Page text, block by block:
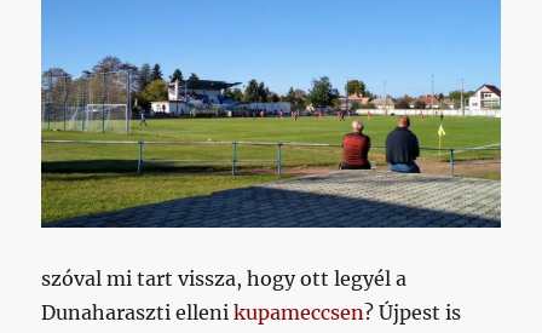
szóval mi tart vissza, hogy ott legyél a
Dunaharaszti ellenikupameccsen? Újpest is